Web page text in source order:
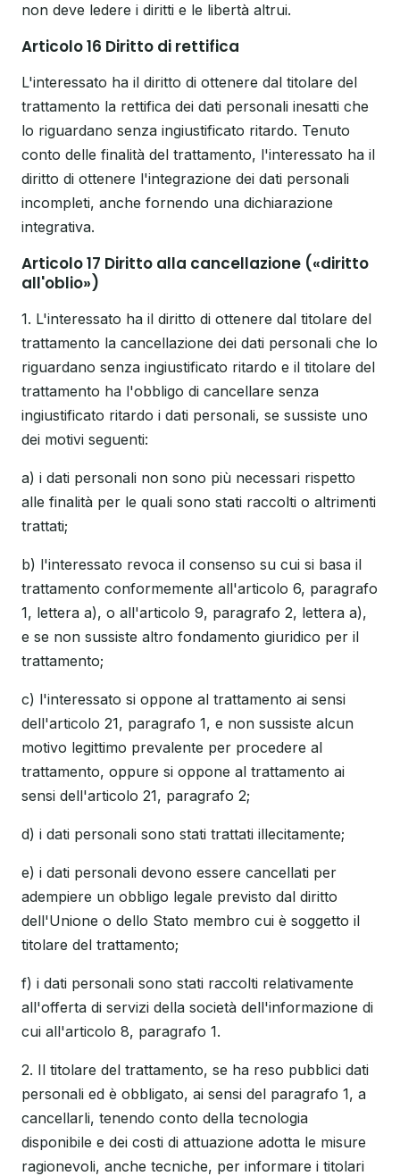
non deve ledere i diritti e le libertà altrui.
Articolo 16 Diritto di rettifica
L'interessato ha il diritto di ottenere dal titolare del
trattamento la rettifica dei dati personali inesatti che
lo riguardano senza ingiustificato ritardo. Tenuto
conto delle finalità del trattamento, l'interessato ha il
diritto di ottenere l'integrazione dei dati personali
incompleti, anche fornendo una dichiarazione
integrativa.
Articolo 17 Diritto alla cancellazione («diritto
all'oblio»)
1. L'interessato ha il diritto di ottenere dal titolare del
trattamento la cancellazione dei dati personali che lo
riguardano senza ingiustificato ritardo e il titolare del
trattamento ha l'obbligo di cancellare senza
ingiustificato ritardo i dati personali, se sussiste uno
dei motivi seguenti:
a) i dati personali non sono più necessari rispetto
alle finalità per le quali sono stati raccolti o altrimenti
trattati;
b) l'interessato revoca il consenso su cui si basa il
trattamento conformemente all'articolo 6, paragrafo
1, lettera a), o all'articolo 9, paragrafo 2, lettera a),
e se non sussiste altro fondamento giuridico per il
trattamento;
c) l'interessato si oppone al trattamento ai sensi
dell'articolo 21, paragrafo 1, e non sussiste alcun
motivo legittimo prevalente per procedere al
trattamento, oppure si oppone al trattamento ai
sensi dell'articolo 21, paragrafo 2;
d) i dati personali sono stati trattati illecitamente;
e) i dati personali devono essere cancellati per
adempiere un obbligo legale previsto dal diritto
dell'Unione o dello Stato membro cui è soggetto il
titolare del trattamento;
f) i dati personali sono stati raccolti relativamente
all'offerta di servizi della società dell'informazione di
cui all'articolo 8, paragrafo 1.
2. Il titolare del trattamento, se ha reso pubblici dati
personali ed è obbligato, ai sensi del paragrafo 1, a
cancellarli, tenendo conto della tecnologia
disponibile e dei costi di attuazione adotta le misure
ragionevoli, anche tecniche, per informare i titolari